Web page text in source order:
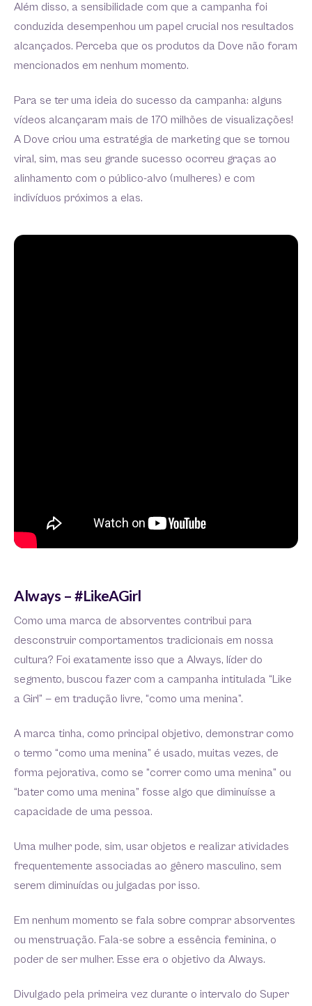
Além disso, a sensibilidade com que a campanha foi
conduzida desempenhou um papel crucial nos resultados
alcançados. Perceba que os produtos da Dove não foram
mencionados em nenhum momento.
Para se ter uma ideia do sucesso da campanha: alguns
vídeos alcançaram mais de 170 milhões de visualizações!
A Dove criou uma estratégia de marketing que se tornou
viral, sim, mas seu grande sucesso ocorreu graças ao
alinhamento com o público-alvo (mulheres) e com
indivíduos próximos a elas.
Always – #LikeAGirl
Como uma marca de absorventes contribui para
desconstruir comportamentos tradicionais em nossa
cultura? Foi exatamente isso que a Always, líder do
segmento, buscou fazer com a campanha intitulada “Like
a Girl” — em tradução livre, “como uma menina”.
A marca tinha, como principal objetivo, demonstrar como
o termo “como uma menina” é usado, muitas vezes, de
forma pejorativa, como se “correr como uma menina” ou
“bater como uma menina” fosse algo que diminuísse a
capacidade de uma pessoa.
Uma mulher pode, sim, usar objetos e realizar atividades
frequentemente associadas ao gênero masculino, sem
serem diminuídas ou julgadas por isso.
Em nenhum momento se fala sobre comprar absorventes
ou menstruação. Fala-se sobre a essência feminina, o
poder de ser mulher. Esse era o objetivo da Always.
Divulgado pela primeira vez durante o intervalo do Super